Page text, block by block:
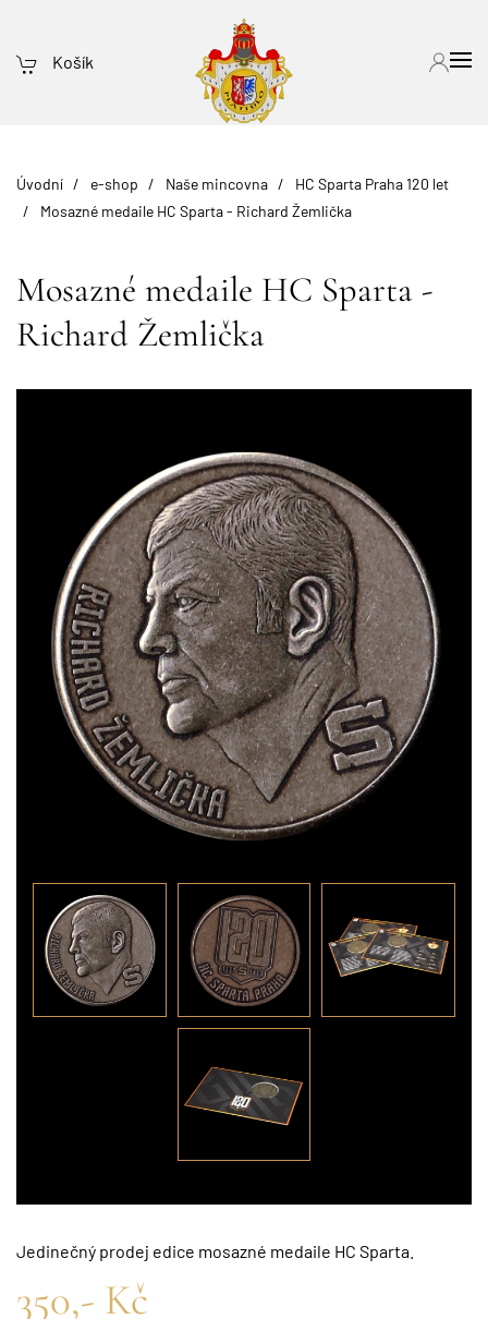
Košík
Úvodní e-shop Naše mincovna
HC Sparta Praha 120 let
Mosazné medaile HC Sparta - Richard Žemlička
Mosazné medaile HC Sparta -
Richard Žemlička
Jedinečný prodej edice mosazné medaile HC Sparta.
350,- Kč